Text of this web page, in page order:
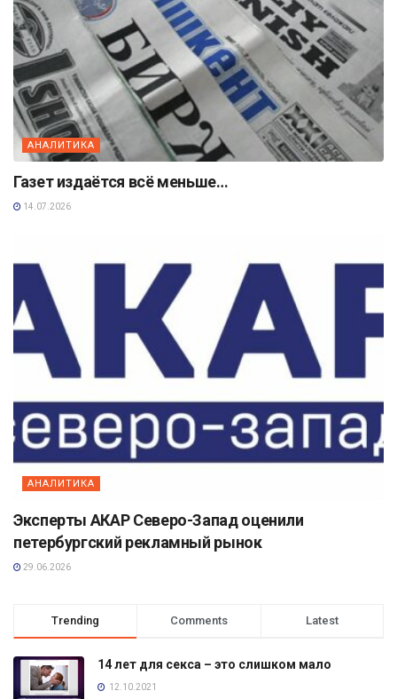
АНАЛИТИКА
Газет издаётся всё меньше…
14.07.2026
АНАЛИТИКА
Эксперты АКАР Северо-Запад оценили
петербургский рекламный рынок
29.06.2026
Trending Comments Latest
14 лет для секса – это слишком мало
12.10.2021